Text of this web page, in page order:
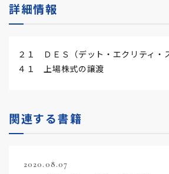
詳細情報
２１ ＤＥＳ（デット・エクリティ・
４１ 上場株式の譲渡
関連する書籍
2020.08.07